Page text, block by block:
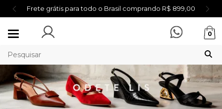
Frete grátis para todo o Brasil comprando R$ 899,00
Mudar
0